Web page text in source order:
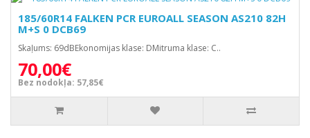
185/60R14 FALKEN PCR EUROALL SEASON AS210 82H
M+S 0 DCB69
Skaļums: 69dBEkonomijas klase: DMitruma klase: C..
70,00€
Bez nodokļa: 57,85€